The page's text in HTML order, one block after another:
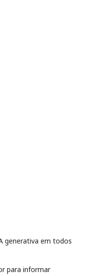
generativa em todos
para informar